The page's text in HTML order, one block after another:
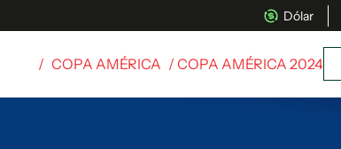
Dólar
/ COPA AMÉRICA / COPA AMÉRICA 2024